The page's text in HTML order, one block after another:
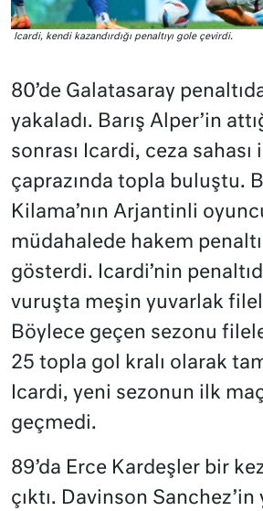
Icardi, kendi kazandırdığı penaltıyı gole çevirdi.
80’de Galatasaray
yakaladı. Barış Alper’in
sonrası Icardi, ceza sahası
çaprazında topla buluştu.
Kilama’nın Arjantinli
müdahalede hakem penaltı
gösterdi. Icardi’nin
vuruşta meşin yuvarlak
Böylece geçen sezonu
25 topla gol kralı olarak
Icardi, yeni sezonun ilk
geçmedi.
89’da Erce Kardeşler bir
çıktı. Davinson Sanchez’in